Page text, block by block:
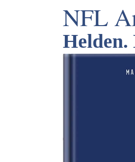
NFL
Helden.